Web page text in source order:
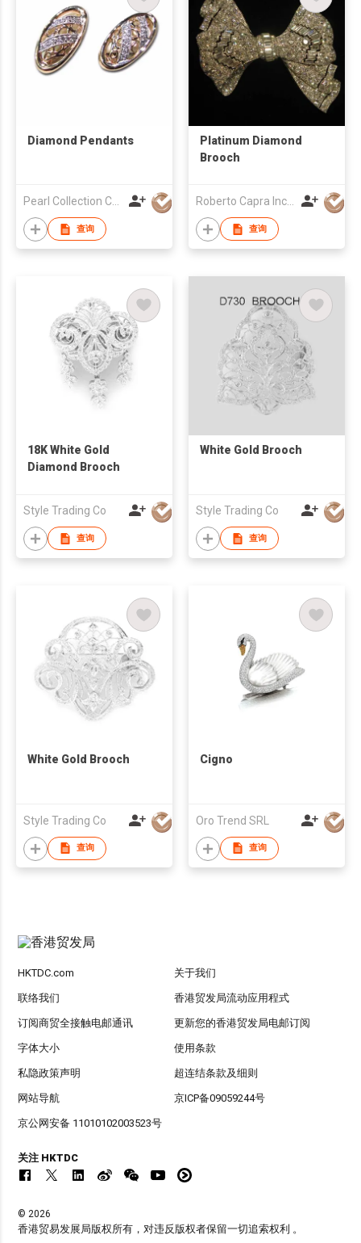
Diamond Pendants
查询
Platinum Diamond
Brooch
Roberto Capra Inc Estate Jewellery
查询
18K White Gold
Diamond Brooch
Style Trading Co
查询
White Gold Brooch
Style Trading Co
查询
White Gold Brooch
Style Trading Co
查询
Cigno
Oro Trend SRL
查询
HKTDC.com 关于我们
联络我们 香港贸发局流动应用程式
订阅商贸全接触电邮通讯 更新您的香港贸发局电邮订阅
字体大小 使用条款
私隐政策声明 超连结条款及细则
网站导航 京ICP备09059244号
京公网安备 11010102003523号
关注 HKTDC
© 2026
香港贸易发展局版权所有，对违反版权者保留一切追索权利 。